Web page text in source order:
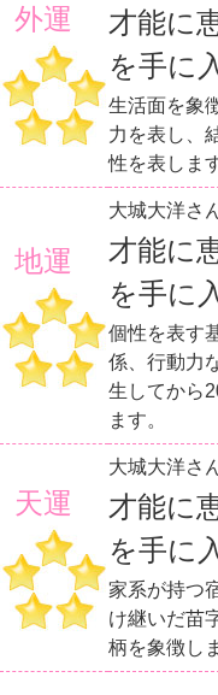
外運
才能に
を手に
生活面を象
力を表し、
性を表しま
地運
大城大洋さ
才能に
を手に
個性を表す
係、行動力
生してから
ます。
天運
大城大洋さ
才能に
を手に
家系が持つ
け継いだ苗
柄を象徴し